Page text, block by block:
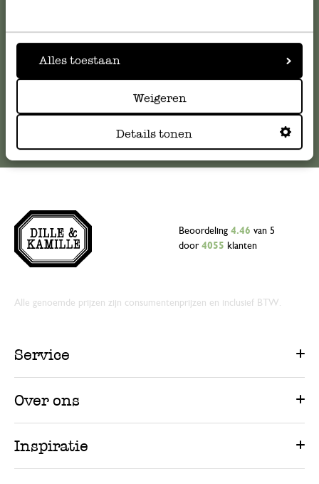
Alles toestaan
Weigeren
Details tonen
Beoordeling 4.46 van 5
door 4055 klanten
Alle genoemde prijzen zijn consumentenprijzen en inclusief BTW.
Service
Over ons
Inspiratie